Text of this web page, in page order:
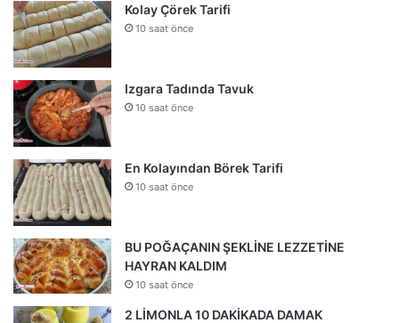
Kolay Çörek Tarifi
10 saat önce
Izgara Tadında Tavuk
10 saat önce
En Kolayından Börek Tarifi
10 saat önce
BU POĞAÇANIN ŞEKLİNE LEZZETİNE
HAYRAN KALDIM
10 saat önce
2 LİMONLA 10 DAKİKADA DAMAK